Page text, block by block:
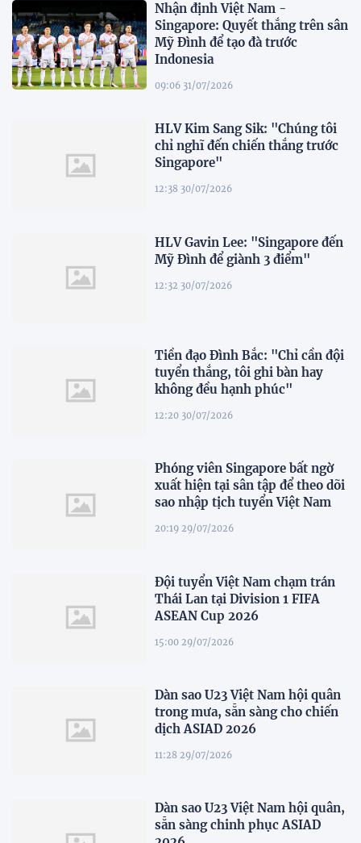
Nhận định Việt Nam -
Singapore: Quyết thắng trên sân
Mỹ Đình để tạo đà trước
Indonesia
09:06 31/07/2026
HLV Kim Sang Sik: "Chúng tôi
chỉ nghĩ đến chiến thắng trước
Singapore"
12:38 30/07/2026
HLV Gavin Lee: "Singapore đến
Mỹ Đình để giành 3 điểm"
12:32 30/07/2026
Tiền đạo Đình Bắc: "Chỉ cần đội
tuyển thắng, tôi ghi bàn hay
không đều hạnh phúc"
12:20 30/07/2026
Phóng viên Singapore bất ngờ
xuất hiện tại sân tập để theo dõi
sao nhập tịch tuyển Việt Nam
20:19 29/07/2026
Đội tuyển Việt Nam chạm trán
Thái Lan tại Division 1 FIFA
ASEAN Cup 2026
15:00 29/07/2026
Dàn sao U23 Việt Nam hội quân
trong mưa, sẵn sàng cho chiến
dịch ASIAD 2026
11:28 29/07/2026
Dàn sao U23 Việt Nam hội quân,
sẵn sàng chinh phục ASIAD